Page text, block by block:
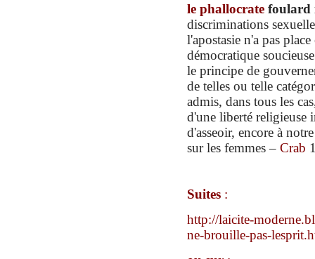
le phallocrate foulard
discriminations
l'apostasie n'a pas
démocratique
le principe de
de telles ou telle
admis, dans tous les
d'une liberté religieuse
d'asseoir, encore à
sur les femmes – Crab
Suites :
http://laicite-
ne-brouille-pas-